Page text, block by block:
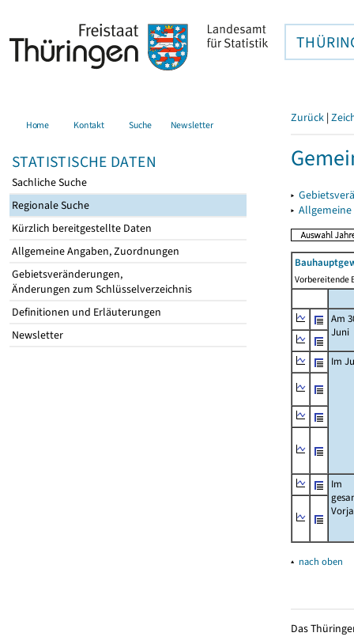
Home Kontakt Suche Newsletter
STATISTISCHE DATEN
Sachliche Suche
Regionale Suche
Kürzlich bereitgestellte Daten
Allgemeine Angaben, Zuordnungen
Gebietsveränderungen,
Änderungen zum Schlüsselverzeichnis
Definitionen und Erläuterungen
Newsletter
Zurück |
▸
▸
Vorbereitende
Am
Juni
Im
Im
▴ nach oben
Das